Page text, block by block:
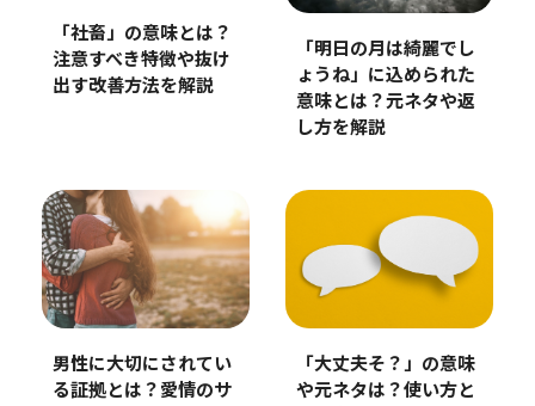
「社畜」の意味とは？
注意すべき特徴や抜け
出す改善方法を解説
「明日の月は綺麗でし
ょうね」に込められた
意味とは？元ネタや返
し方を解説
男性に大切にされてい
る証拠とは？愛情のサ
「大丈夫そ？」の意味
や元ネタは？使い方と